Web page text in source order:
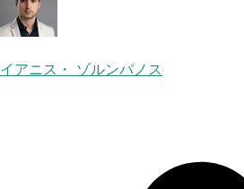
イアニス・ ゾルンパノス